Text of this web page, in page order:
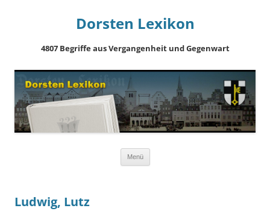
Dorsten Lexikon
4807 Begriffe aus Vergangenheit und Gegenwart
Menü
Ludwig, Lutz